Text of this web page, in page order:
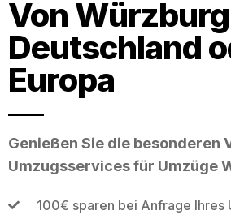
Von
Deutschland
Europa
Genießen Sie die besonderen
Umzugsservices für Umzüge
100€ sparen bei Anfrage Ihres